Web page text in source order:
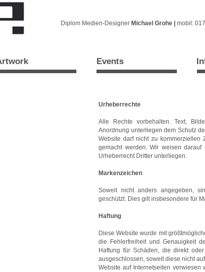
Diplom Medien-Designer Michael Grohe | mobil:
Urheberrechte
Alle Rechte vorbehalten. Text,
Anordnung unterliegen dem Schutz
Website darf nicht zu kommerziellen
gemacht werden. Wir weisen
Urheberrecht Dritter unterliegen.
Markenzeichen
Soweit nicht anders angegeben,
geschützt. Dies gilt insbesondere für
Haftung
Diese Website wurde mit
die Fehlerfreiheit und Genauigkeit
Haftung für Schäden, die direkt
ausgeschlossen, soweit diese nicht
Website auf Internetseiten
Events